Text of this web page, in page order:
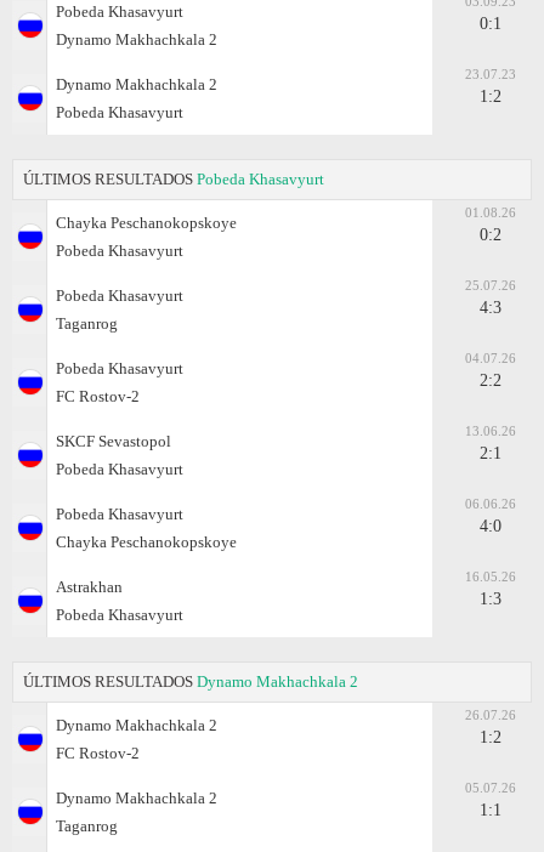
Pobeda Khasavyurt
Dynamo Makhachkala 2
0:1
Dynamo Makhachkala 2
Pobeda Khasavyurt
23.07.23
1:2
ÚLTIMOS RESULTADOS Pobeda Khasavyurt
Chayka Peschanokopskoye
Pobeda Khasavyurt
01.08.26
0:2
Pobeda Khasavyurt
Taganrog
25.07.26
4:3
Pobeda Khasavyurt
FC Rostov-2
04.07.26
2:2
SKCF Sevastopol
Pobeda Khasavyurt
13.06.26
2:1
Pobeda Khasavyurt
Chayka Peschanokopskoye
06.06.26
4:0
Astrakhan
Pobeda Khasavyurt
16.05.26
1:3
ÚLTIMOS RESULTADOS Dynamo Makhachkala 2
Dynamo Makhachkala 2
FC Rostov-2
26.07.26
1:2
Dynamo Makhachkala 2
Taganrog
05.07.26
1:1